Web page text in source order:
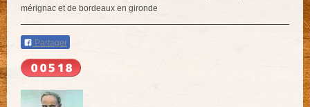
mérignac et de bordeaux en gironde
Partager